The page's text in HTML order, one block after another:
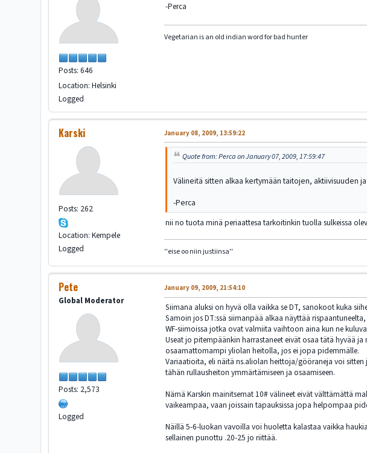
Posts: 646
Location: Helsinki
Logged
-Perca
Vegetarian is an old indian word for bad hunter
Karski
Posts: 262
Location: Kempele
Logged
January 08, 2009, 13:59:22
Quote from: Perca on January 07, 2009, 17:59:47
Välineitä sitten alkaa kertymään taitojen, aktiivisuuden
-Perca
nii no tuota minä periaattesa tarkoitinkin tuolla sulkeissa
''eise oo niin justiinsa''
Pete
Global Moderator
Posts: 2,573
Logged
January 09, 2009, 21:54:10
Siimana aluksi on hyvä olla vaikka se DT, sanokoot kuka
Samoin jos DT:ssä siimanpää alkaa näyttää
WF-siimoissa jotka ovat valmiita vaihtoon aina kun ne
Useat jo pitempäänkin harrastaneet eivät osaa tätä hyvää
osaamattomampi yliolan heitolla, jos ei jopa pidemmälle.
Variaatioita, eli näitä ns.aliolan heittoja/gööraneja voi
tähän rullausheiton ymmärtämiseen ja osaamiseen.
Nämä Karskin mainitsemat 10# välineet eivät välttämättä
vaikeampaa, vaan joissain tapauksissa jopa helpompaa
Näillä 5-6-luokan vavoilla voi huoletta kalastaa vaikka
sellainen punottu .20-25 jo riittää.